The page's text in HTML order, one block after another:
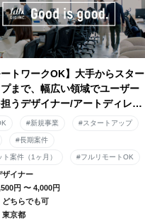
ートワークOK】大手からスター
プまで、幅広い領域でユーザー
うデザイナー/アートディレク
！
#新規事業 #スタートアップ
#長期案件
ト案件（1ヶ月） #フルリモートOK
ザイナー
円 〜 4,000円
どちらでも可
東京都